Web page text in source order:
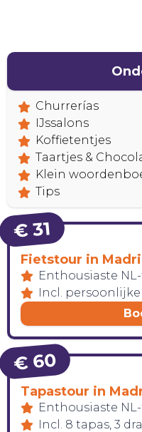
Churrerías
IJssalons
Koffietentjes
Taartjes &
Klein
Tips
€ 31
Fietstour in
Enthousiaste
Incl.
€ 60
Tapastour in
Enthousiaste
Incl. 8 tapas, 3